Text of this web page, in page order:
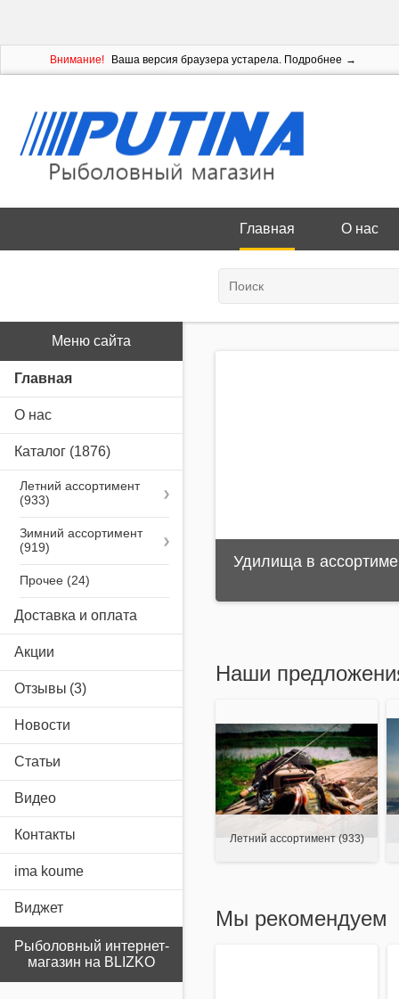
Внимание! Ваша версия браузера устарела. Подробнее
Главная О нас
Меню сайта
Главная
О нас
Каталог (1876)
Летний ассортимент
Зимний ассортимент
Прочее
Доставка и оплата
Акции
Отзывы
Новости
Статьи
Видео
Контакты
ima koume
Виджет
Рыболовный интернет-
магазин на BLIZKO
Удилища в
Наши
Летний ассортимент (933)
Мы рекомендуем